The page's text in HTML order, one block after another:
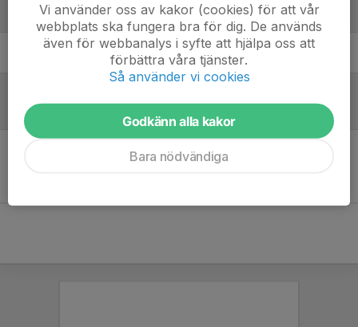
Ledare
Nils NordmanLagledare
Referat
Inget referat skrivet
Vi använder oss av kakor (cookies) för att vår
webbplats ska fungera bra för dig. De används
även för webbanalys i syfte att hjälpa oss att
förbättra våra tjänster.
Så använder vi cookies
Godkänn alla kakor
Bara nödvändiga